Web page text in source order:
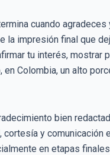
cuando
la impresión final que
tu interés, mostrar
en Colombia, un alto
bien
cortesía y
en etapas